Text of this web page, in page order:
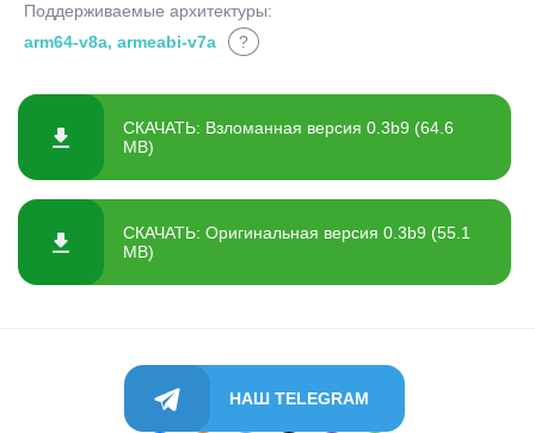
Поддерживаемые архитектуры:
arm64-v8a, armeabi-v7a
?
СКАЧАТЬ: Взломанная версия 0.3b9 (64.6
MB)
СКАЧАТЬ: Оригинальная версия 0.3b9 (55.1
MB)
НАШ TELEGRAM